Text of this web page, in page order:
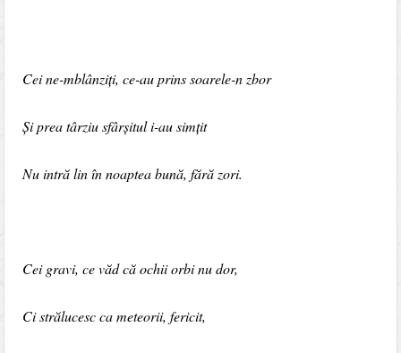
Cei ne-mblânziți, ce-au prins soarele-n zbor
Și prea târziu sfârșitul i-au simțit
Nu intră lin în noaptea bună, fără zori.
Cei gravi, ce văd că ochii orbi nu dor,
Ci strălucesc ca meteorii, fericit,